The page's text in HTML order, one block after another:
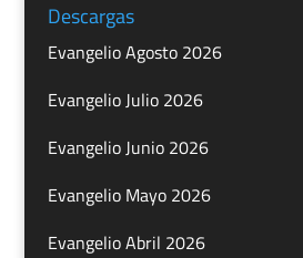
Descargas
Evangelio Agosto 2026
Evangelio Julio 2026
Evangelio Junio 2026
Evangelio Mayo 2026
Evangelio Abril 2026